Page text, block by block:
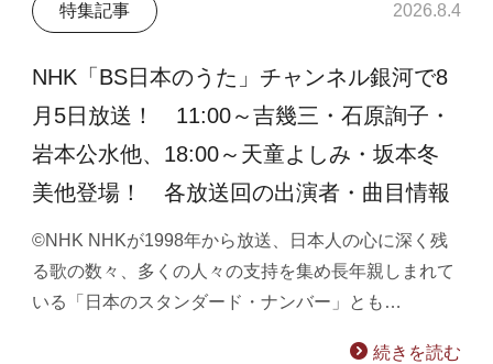
特集記事 2026.8.4
NHK「BS日本のうた」チャンネル銀河で8
月5日放送！ 11:00～吉幾三・石原詢子・
岩本公水他、18:00～天童よしみ・坂本冬
美他登場！ 各放送回の出演者・曲目情報
©NHK NHKが1998年から放送、日本人の心に深く残
る歌の数々、多くの人々の支持を集め長年親しまれて
いる「日本のスタンダード・ナンバー」とも…
続きを読む